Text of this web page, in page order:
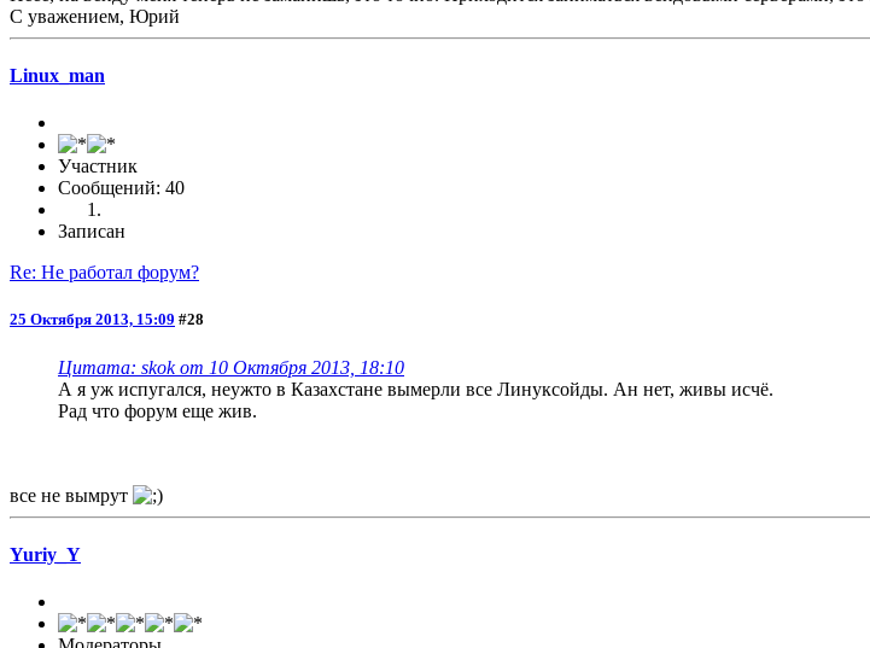
С уважением, Юрий
Linux_man
Участник
Сообщений: 40
Записан
Re: Не работал форум?
25 Октября 2013, 15:09 #28
Цитата: skok от 10 Октября 2013, 18:10
А я уж испугался, неужто в Казахстане вымерли все Линуксойды. Ан нет, живы исчё.
Рад что форум еще жив.
все не вымрут
Yuriy_Y